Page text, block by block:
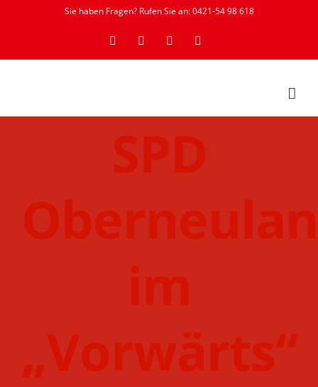
springen
Sie haben Fragen? Rufen Sie an: 0421-54 98 618
YouTubeInstagramFacebook
SPD
im
„Vorwärts“